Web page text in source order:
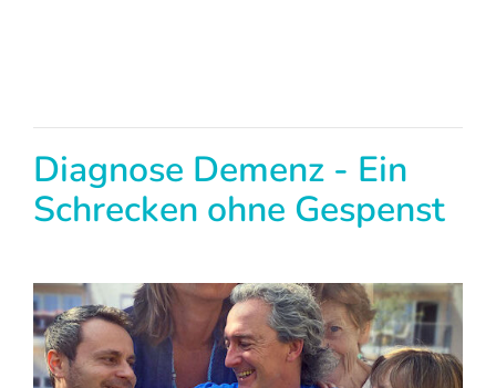
Diagnose Demenz - Ein
Schrecken ohne Gespenst